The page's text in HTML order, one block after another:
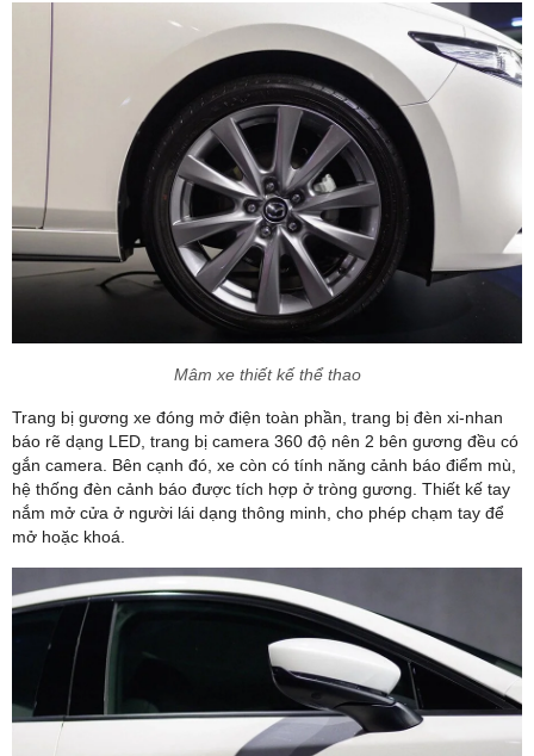
Mâm xe thiết kế thể thao
Trang bị gương xe đóng mở điện toàn phần, trang bị đèn xi-nhan
báo rẽ dạng LED, trang bị camera 360 độ nên 2 bên gương đều có
gắn camera. Bên cạnh đó, xe còn có tính năng cảnh báo điểm mù,
hệ thống đèn cảnh báo được tích hợp ở tròng gương. Thiết kế tay
nắm mở cửa ở người lái dạng thông minh, cho phép chạm tay để
mở hoặc khoá.